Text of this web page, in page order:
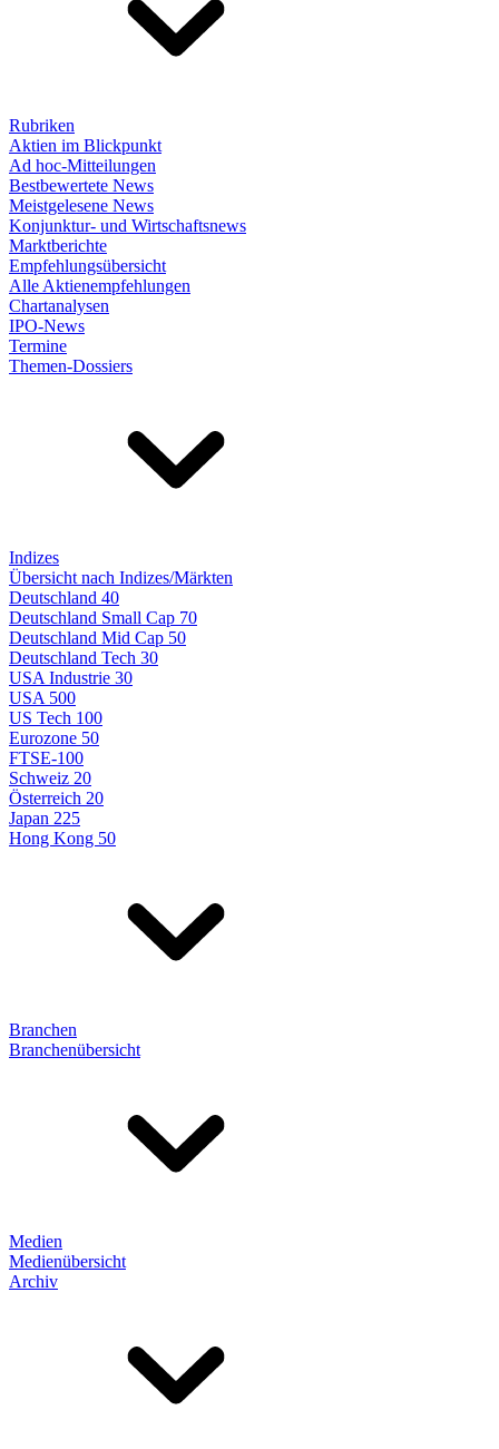
Rubriken
Aktien im Blickpunkt
Ad hoc-Mitteilungen
Bestbewertete News
Meistgelesene News
Konjunktur- und Wirtschaftsnews
Marktberichte
Empfehlungsübersicht
Alle Aktienempfehlungen
Chartanalysen
IPO-News
Termine
Themen-Dossiers
Indizes
Übersicht nach Indizes/Märkten
Deutschland 40
Deutschland Small Cap 70
Deutschland Mid Cap 50
Deutschland Tech 30
USA Industrie 30
USA 500
US Tech 100
Eurozone 50
FTSE-100
Schweiz 20
Österreich 20
Japan 225
Hong Kong 50
Branchen
Branchenübersicht
Medien
Medienübersicht
Archiv